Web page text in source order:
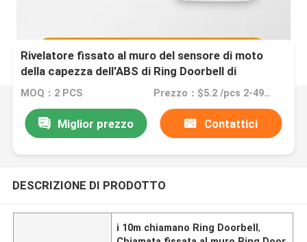
Rivelatore fissato al muro del sensore di moto
della capezza dell'ABS di Ring Doorbell di
chiamata 10m
MOQ：2 PCS Prezzo：$5.2 /pcs 2-499pcs
Miglior prezzo Contattici
DESCRIZIONE DI PRODOTTO
i 10m chiamano Ring Doorbell,